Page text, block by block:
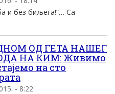
и без биљега!“… Са
ОД ГЕТА НАШЕГ
НА КИМ: Живимо
на сто
- 8:22